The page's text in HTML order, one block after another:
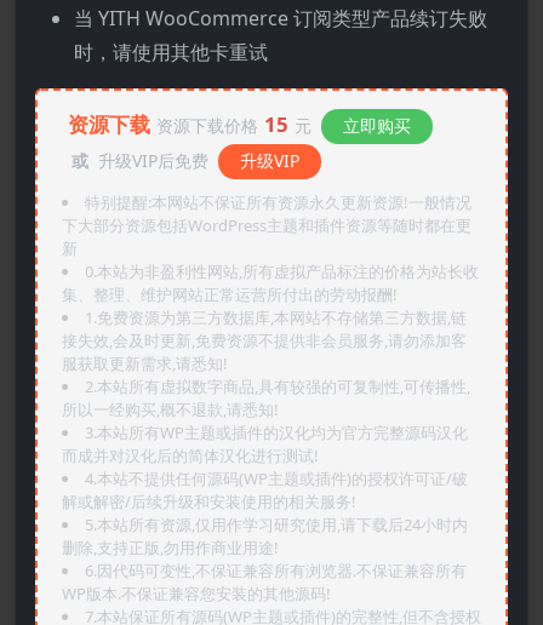
当 YITH WooCommerce 订阅类型产品续订失败
时，请使用其他卡重试
资源下载 资源下载价格 15 元
立即购买
或 升级VIP后免费 升级VIP
特别提醒:本网站不保证所有资源永久更新资源!一般情况
下大部分资源包括WordPress主题和插件资源等随时都在更
新
0.本站为非盈利性网站,所有虚拟产品标注的价格为站长收
集、整理、维护网站正常运营所付出的劳动报酬!
1.免费资源为第三方数据库,本网站不存储第三方数据,链
接失效,会及时更新,免费资源不提供非会员服务,请勿添加客
服获取更新需求,请悉知!
2.本站所有虚拟数字商品,具有较强的可复制性,可传播性,
所以一经购买,概不退款,请悉知!
3.本站所有WP主题或插件的汉化均为官方完整源码汉化
而成并对汉化后的简体汉化进行测试!
4.本站不提供任何源码(WP主题或插件)的授权许可证/破
解或解密/后续升级和安装使用的相关服务!
5.本站所有资源,仅用作学习研究使用,请下载后24小时内
删除,支持正版,勿用作商业用途!
6.因代码可变性,不保证兼容所有浏览器.不保证兼容所有
WP版本.不保证兼容您安装的其他源码!
7.本站保证所有源码(WP主题或插件)的完整性,但不含授权